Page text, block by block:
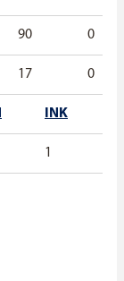
90 0
17 0
INK
1